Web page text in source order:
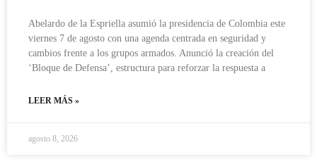
Abelardo de la Espriella asumió la presidencia de Colombia este
viernes 7 de agosto con una agenda centrada en seguridad y
cambios frente a los grupos armados. Anunció la creación del
‘Bloque de Defensa’, estructura para reforzar la respuesta a
LEER MÁS »
agosto 8, 2026